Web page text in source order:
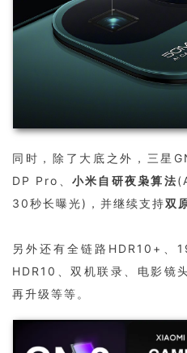
同时，除了大底之外，三星
DP Pro、 小米自研夜枭算法
30秒长曝光)，并继续支持双
另外还有全链路HDR10+
HDR10、双机联录、电影镜
再升级等等。